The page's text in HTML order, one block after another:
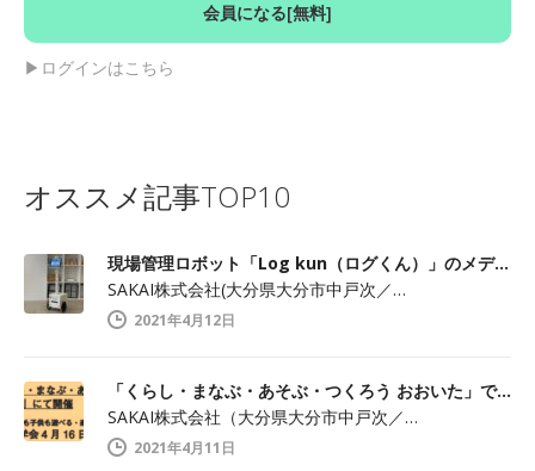
会員になる[無料]
▶︎ログインはこちら
オススメ記事TOP10
現場管理ロボット「Log kun（ログくん）」のメディア向け見学会開催します！
SAKAI株式会社(大分県大分市中戸次／…
2021年4月12日
「くらし・まなぶ・あそぶ・つくろう おおいた」でメディア見学会開催！
SAKAI株式会社（大分県大分市中戸次／…
2021年4月11日